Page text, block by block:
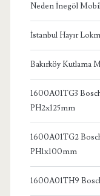
Neden İnegöl
İstanbul Hayır
Bakırköy Kutlama
1600A01TG3
PH2x125mm
1600A01TG2
PH1x100mm
1600A01TH9